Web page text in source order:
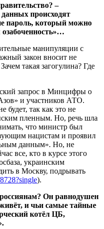
равительство? –
данных происходят
е пароль, который можно
озабоченность»…
манипуляции с
закон вносит не
такая загогулина? Где
запрос в Минцифры о
и участников АТО.
будет, так как это не
пленным. Но, речь шла
что министр был
нацистам и проявил
данным». Но, не
все, кто в курсе этого
украинским
в Москву, подрывать
).
Он равнодушен
и чьи самые тайные
котёл ЦБ,